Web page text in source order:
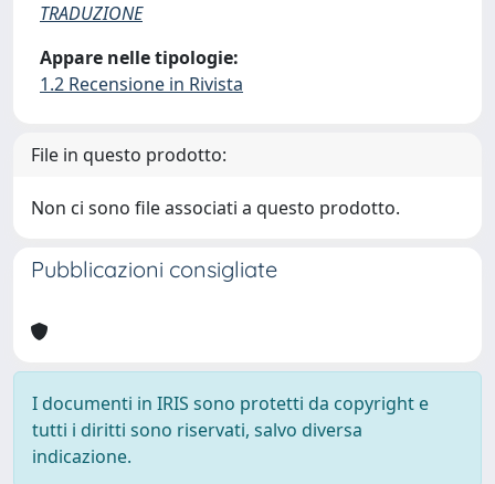
TRADUZIONE
Appare nelle tipologie:
1.2 Recensione in Rivista
File in questo prodotto:
Non ci sono file associati a questo prodotto.
Pubblicazioni consigliate
I documenti in IRIS sono protetti da copyright e
tutti i diritti sono riservati, salvo diversa
indicazione.